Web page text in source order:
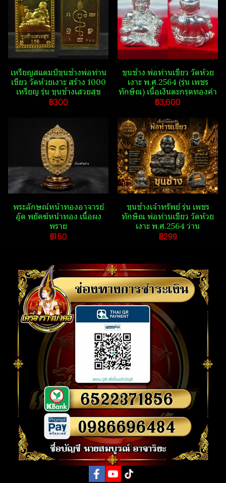
เหรียญสแตมป์​ขุนช้างพ่อท่าน
เขียว วัดห้วยเงาะ สร้าง 1000
เหรียญ รุ่น ขุนช้างเสวยสุข​
฿300
ขุนช้าง พ่อท่านเขียว วัดห้วย
เงาะ พ.ศ.2564 (รุ่น เพชร
ทักษิณ​) เนื้อเงินตะกรุดทองคำ
฿3,600
พระลักษณ์​หน้าทองอาจารย์​
อู๊ด​ พยัคฆ์​หน้า​ทอง​ เนื้อผง
พราย
฿150
ขุนช้างเจ้าทรัพย์ รุ่น เพชร
ทักษิณ พ่อท่านเขียว วัดห้วย
เงาะ พ.ศ.2564 ว่าน
฿299